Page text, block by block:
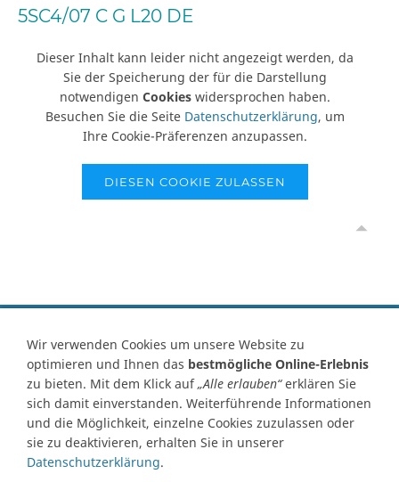
5SC4/07 C G L20 DE
Dieser Inhalt kann leider nicht angezeigt werden, da
Sie der Speicherung der für die Darstellung
notwendigen Cookies widersprochen haben.
Besuchen Sie die Seite Datenschutzerklärung, um
Ihre Cookie-Präferenzen anzupassen.
DIESEN COOKIE ZULASSEN
Vertrag widerrufen
Kontakt Ersatzteile-AnfrageZahlungsartenVersand
WiderrufsrechtWiderrufsformularAGB Datenschutz
ImpressumIhre Cookie Einstellungen
Abbildungen können von Originalware abweichen! Angabe von
technischen Daten und Lieferzeit unter Vorbehalt.
Wir verwenden Cookies um unsere Website zu
optimieren und Ihnen das bestmögliche Online-Erlebnis
zu bieten. Mit dem Klick auf„Alle erlauben“erklären Sie
sich damit einverstanden. Weiterführende Informationen
und die Möglichkeit, einzelne Cookies zuzulassen oder
sie zu deaktivieren, erhalten Sie in unserer
Datenschutzerklärung.